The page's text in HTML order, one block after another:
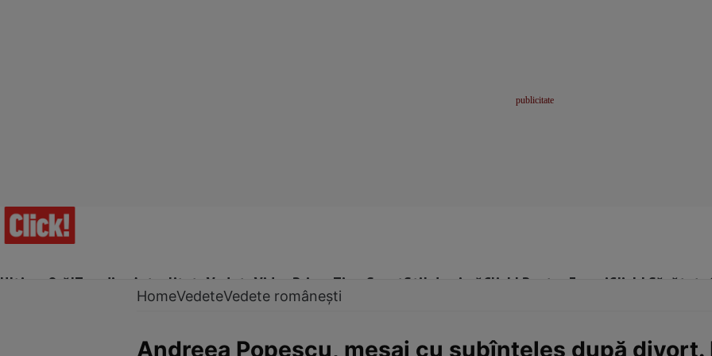
Ultima Oră!Trending Actualitate Vedete Video Prime Time SportStil de viațăClick! Pentru FemeiClick! Sănătate
HomeVedeteVedete românești
Andreea Popescu, mesaj cu subînțeles după divorț.